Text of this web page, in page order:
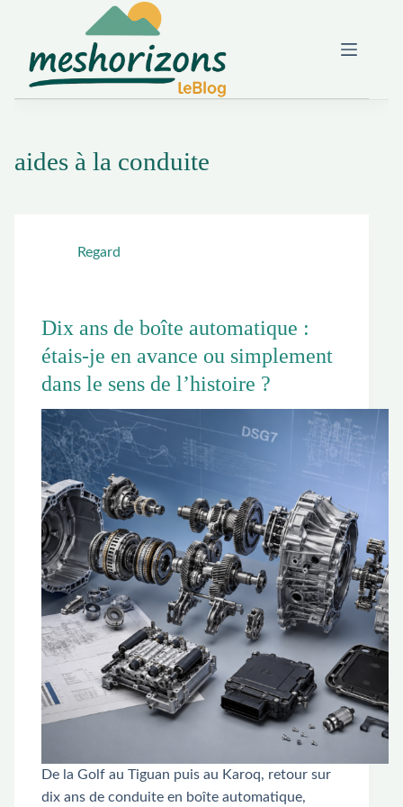
contenu
aides à la conduite
Regard
Dix ans de boîte automatique :
étais-je en avance ou simplement
dans le sens de l’histoire ?
De la Golf au Tiguan puis au Karoq, retour sur
dix ans de conduite en boîte automatique,